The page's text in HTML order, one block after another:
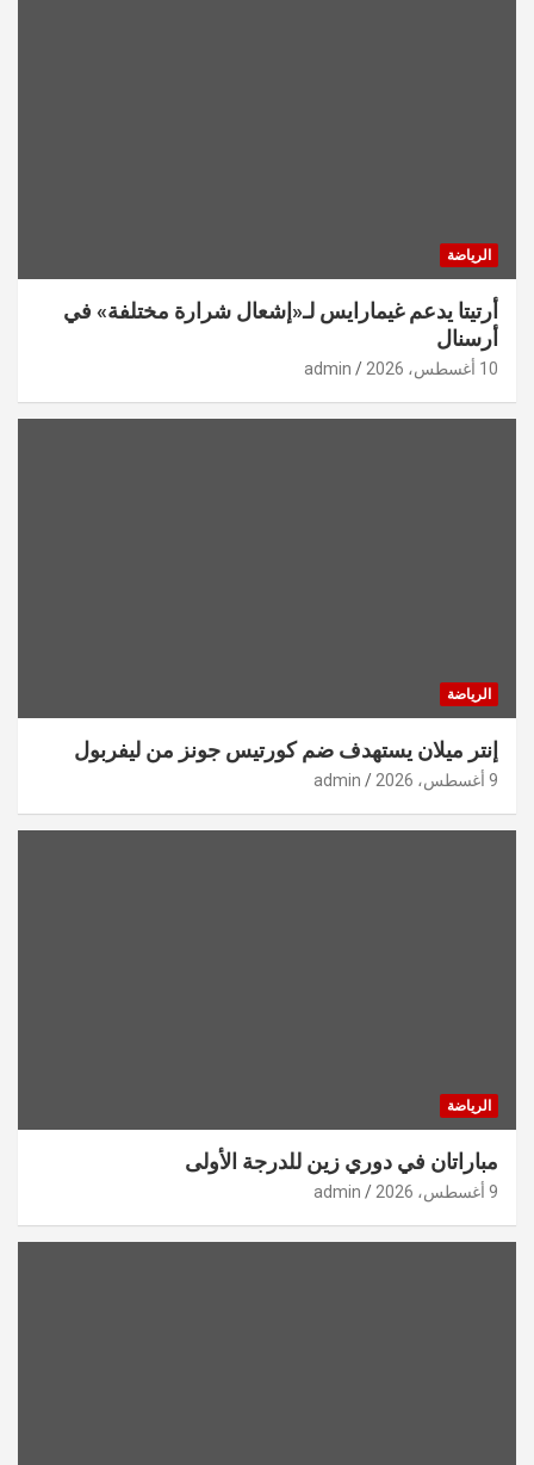
الرياضة
أرتيتا يدعم غيمارايس لـ«إشعال شرارة مختلفة» في
أرسنال
10 أغسطس، 2026 admin
الرياضة
إنتر ميلان يستهدف ضم كورتيس جونز من ليفربول
9 أغسطس، 2026 admin
الرياضة
مباراتان في دوري زين للدرجة الأولى
9 أغسطس، 2026 admin